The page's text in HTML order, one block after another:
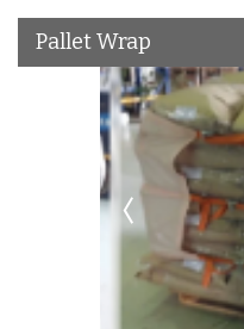
Pallet Wrap